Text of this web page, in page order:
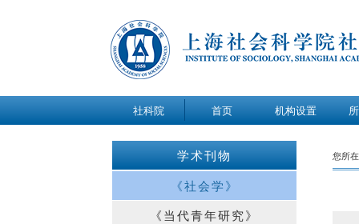
社科院 首页
机构设置
关于我们
办公室
研究室
学术刊物
《社会学》
《当代青年研究》
您所